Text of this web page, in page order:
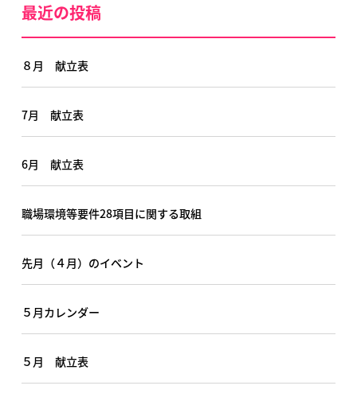
最近の投稿
８月 献立表
7月 献立表
6月 献立表
職場環境等要件28項目に関する取組
先月（４月）のイベント
５月カレンダー
５月 献立表